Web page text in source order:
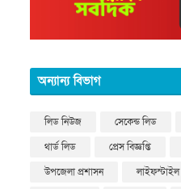
অন্যান্য বিভাগ
লিড নিউজ সেকেন্ড লিড
থার্ড লিড
প্রেস বিজ্ঞপ্তি
উপজেলা প্রশাসন
লাইফস্টাইল